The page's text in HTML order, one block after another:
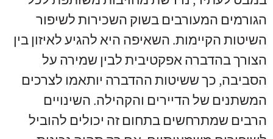
הגורמים המעורבים בשוק השכירות לשיפור
השיטות הקיימות. השאיפה היא להגיע לאיזון בין
הצורך בהדברה אפקטיבית לבין שמירה על
הסביבה, כך ששיטות ההדברה יותאמו לצרכים
המשתנים של הדיירים והקהילה. השינויים
הרבים שמתרחשים בתחום זה יכולים להוביל